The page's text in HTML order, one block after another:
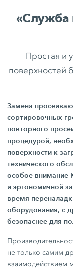
«Служба
Простая и
поверхностей
Замена
сортировочных
повторного
процедурой,
поверхности к
технического
особое внимание
и эргономичной
время
оборудования, с
безопаснее для
не только самим
взаимодействием